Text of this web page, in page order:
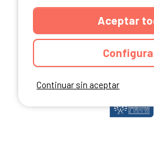
Continuar sin aceptar
Aceptar